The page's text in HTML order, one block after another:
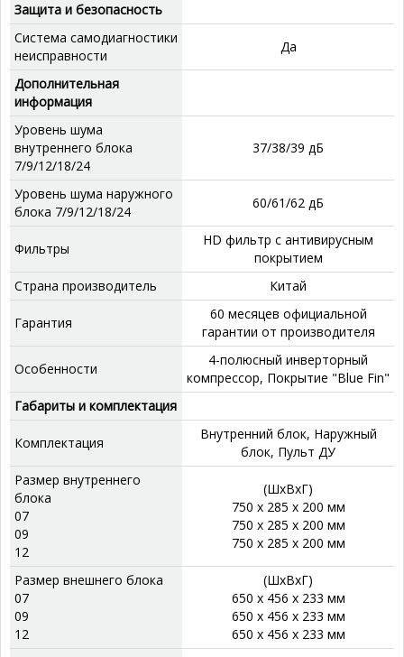
Защита и безопасность
Система самодиагностики
неисправности
Да
Дополнительная
информация
Уровень шума
внутреннего блока
7/9/12/18/24
37/38/39 дБ
Уровень шума наружного
блока 7/9/12/18/24
60/61/62 дБ
Фильтры
HD фильтр с антивирусным
покрытием
Страна производитель
Китай
Гарантия
60 месяцев официальной
гарантии от производителя
Особенности
4-полюсный инверторный
компрессор, Покрытие "Blue Fin"
Габариты и комплектация
Комплектация
Внутренний блок, Наружный
блок, Пульт ДУ
Размер внутреннего
блока
07
09
12
(ШхВхГ)
750 x 285 x 200 мм
750 x 285 x 200 мм
750 x 285 x 200 мм
Размер внешнего блока
07
09
12
(ШхВхГ)
650 x 456 x 233 мм
650 x 456 x 233 мм
650 x 456 x 233 мм